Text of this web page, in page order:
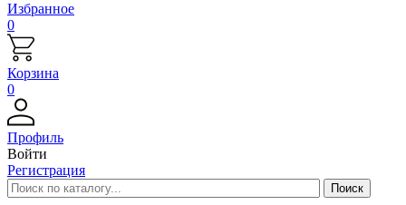
Избранное
0
Корзина
0
Профиль
Войти
Регистрация